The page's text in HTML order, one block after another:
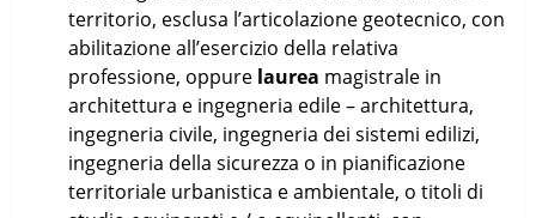
territorio, esclusa l’articolazione geotecnico, con
abilitazione all’esercizio della relativa
professione, oppure laurea magistrale in
architettura e ingegneria edile – architettura,
ingegneria civile, ingegneria dei sistemi edilizi,
ingegneria della sicurezza o in pianificazione
territoriale urbanistica e ambientale, o titoli di